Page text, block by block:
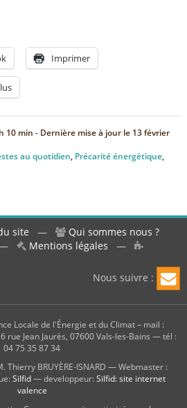
Imprimer
10 min - Dernière mise à jour le 13 février
au quotidien, Précarité énergétique,
site —
Qui sommes nous ?
Mentions légales —
Nous suivre :
Locale de l'Énergie et du Climat – mail :
Jean Jaurès, 07600 Vals-les-Bains — tél :
04 75 35 87 34
Thierry BRUYÈRE-ISNARD — Webmaster :
Silfid— developpeur:Silfid: site internet
valence